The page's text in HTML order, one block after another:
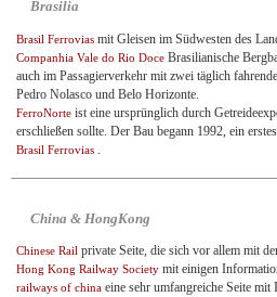
Brasilia
Brasil Ferrovias mit Gleisen im Südwesten des
Companhia Vale do Rio Doce Brasilianische
auch im Passagierverkehr mit zwei täglich
Pedro Nolasco und Belo Horizonte.
FerroNorte ist eine ursprünglich durch
erschließen sollte. Der Bau begann 1992, ein
Brasil Ferrovias
China & HongKong
Chinese Rail private Seite, die sich vor allem mit
Hong Kong Railway Society mit einigen
railways of china eine sehr umfangreiche Seite